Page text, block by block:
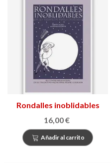
Rondalles inoblidables
16,00 €
Añadir al carrito